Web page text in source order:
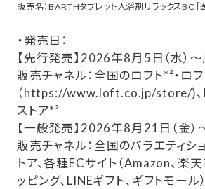
販売名：BARTHタブレット入浴剤リラックスBC［
・発売日：
【先行発売】2026年8月5日（水）
販売チャネル：全国のロフト*²・ロフ
（https://www.loft.co.jp/store/)、
ストア*²
【一般発売】2026年8月21日（金）
販売チャネル：全国のバラエティシ
トア、各種ECサイト（Amazon、楽
ッピング、LINEギフト、ギフトモール）